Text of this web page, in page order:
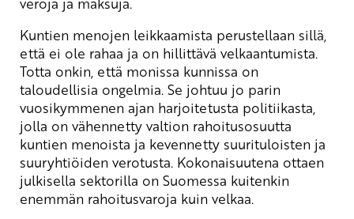
Kuntien menojen leikkaamista perustellaan sillä,
että ei ole rahaa ja on hillittävä velkaantumista.
Totta onkin, että monissa kunnissa on
taloudellisia ongelmia. Se johtuu jo parin
vuosikymmenen ajan harjoitetusta politiikasta,
jolla on vähennetty valtion rahoitusosuutta
kuntien menoista ja kevennetty suurituloisten ja
suuryhtiöiden verotusta. Kokonaisuutena ottaen
julkisella sektorilla on Suomessa kuitenkin
enemmän rahoitusvaroja kuin velkaa.